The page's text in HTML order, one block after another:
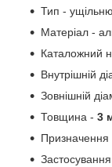
Тип -
Матеріал -
Каталожний
Внутрішній
Зовнішній
Товщина - 3